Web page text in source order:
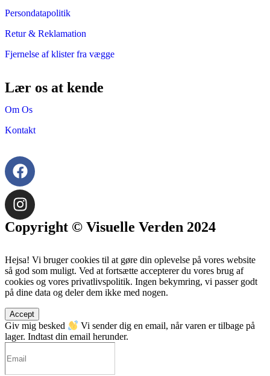
Persondatapolitik
Retur & Reklamation
Fjernelse af klister fra vægge
Lær os at kende
Om Os
Kontakt
Copyright © Visuelle Verden 2024
Hejsa! Vi bruger cookies til at gøre din oplevelse på vores website
så god som muligt. Ved at fortsætte accepterer du vores brug af
cookies og vores privatlivspolitik. Ingen bekymring, vi passer godt
på dine data og deler dem ikke med nogen.
Accept
Giv mig besked
Vi sender dig en email, når varen er tilbage på
lager. Indtast din email herunder.